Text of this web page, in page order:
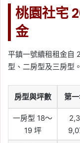
桃園社宅
金
平鎮一號續租租金自
型、二房型及三房型。
房型與坪數 第
一房型 18～
19 坪